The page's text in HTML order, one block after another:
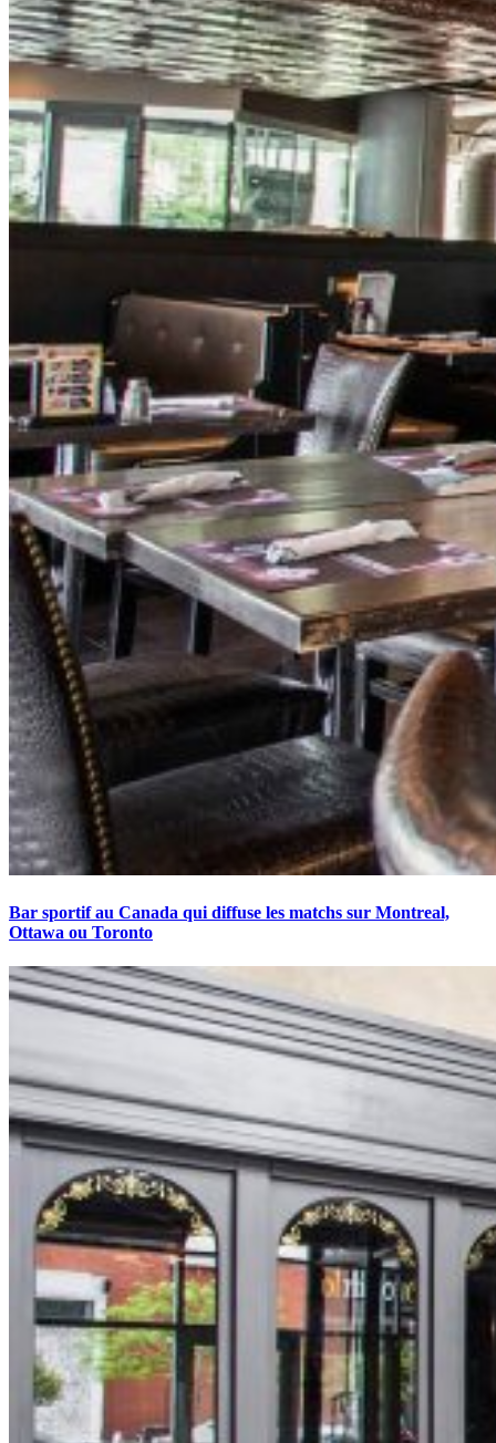
Bar sportif au Canada qui diffuse les matchs sur Montreal,
Ottawa ou Toronto